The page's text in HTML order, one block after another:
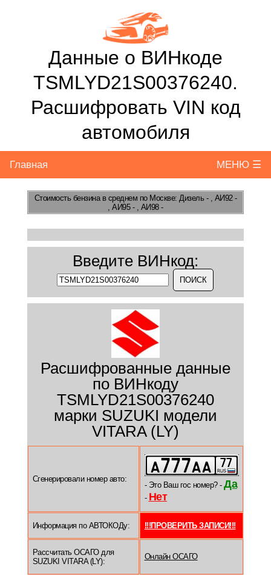
Данные о ВИНкоде
TSMLYD21S00376240.
Расшифровать VIN код
автомобиля
Главная МЕНЮ ☰
Стоимость бензинав среднем по Москве: Дизель - , АИ92 -
, АИ95 - , АИ98 -
Введите ВИНкод:
Расшифрованные данные
по ВИНкоду
TSMLYD21S00376240
марки SUZUKI модели
VITARA (LY)
Сгенерировали номер авто:
- Это Ваш гос номер? - Да
- Нет
Информация по АВТОКОДу: !!!ПРОВЕРИТЬ ЗАПИСИ!!!
Рассчитать ОСАГО для
SUZUKI VITARA (LY):
Онлайн ОСАГО